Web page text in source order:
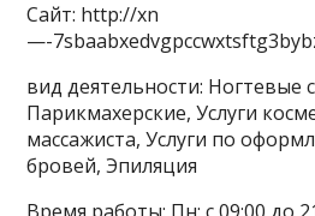
Сайт: http://xn
—-
вид деятельности: Ногтевые
Парикмахерские, Услуги
массажиста, Услуги по
бровей, Эпиляция